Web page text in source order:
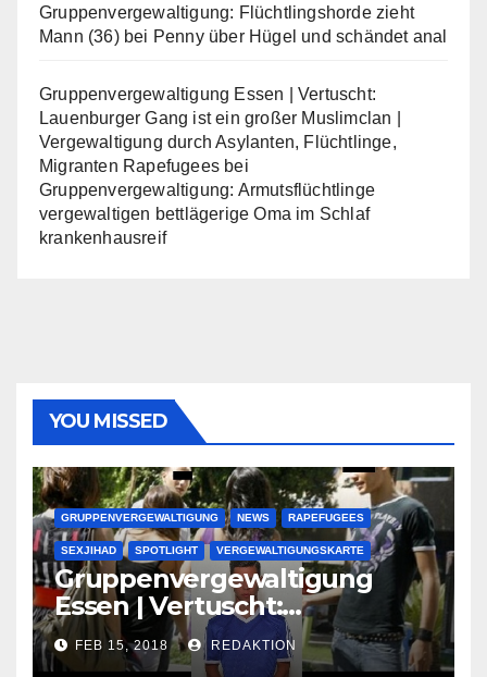
Gruppenvergewaltigung: Flüchtlingshorde zieht
Mann (36) bei Penny über Hügel und schändet anal
Gruppenvergewaltigung Essen | Vertuscht:
Lauenburger Gang ist ein großer Muslimclan |
Vergewaltigung durch Asylanten, Flüchtlinge,
Migranten Rapefugees bei
Gruppenvergewaltigung: Armutsflüchtlinge
vergewaltigen bettlägerige Oma im Schlaf
krankenhausreif
YOU MISSED
GRUPPENVERGEWALTIGUNG NEWS RAPEFUGEES
SEXJIHAD SPOTLIGHT VERGEWALTIGUNGSKARTE
Gruppenvergewaltigung
Essen | Vertuscht:
Lauenburger Gang ist ein
großer Muslimclan
FEB 15, 2018 REDAKTION